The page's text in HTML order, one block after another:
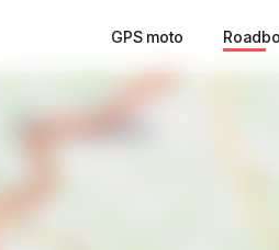
GPS moto